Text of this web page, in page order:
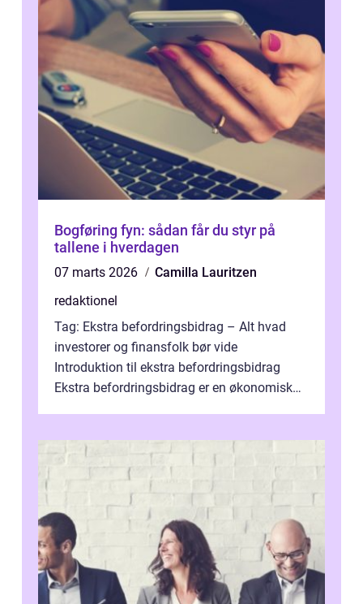
Bogføring fyn: sådan får du styr på
tallene i hverdagen
07 marts 2026
Camilla Lauritzen
redaktionel
Tag: Ekstra befordringsbidrag – Alt hvad
investorer og finansfolk bør vide
Introduktion til ekstra befordringsbidrag
Ekstra befordringsbidrag er en økonomisk